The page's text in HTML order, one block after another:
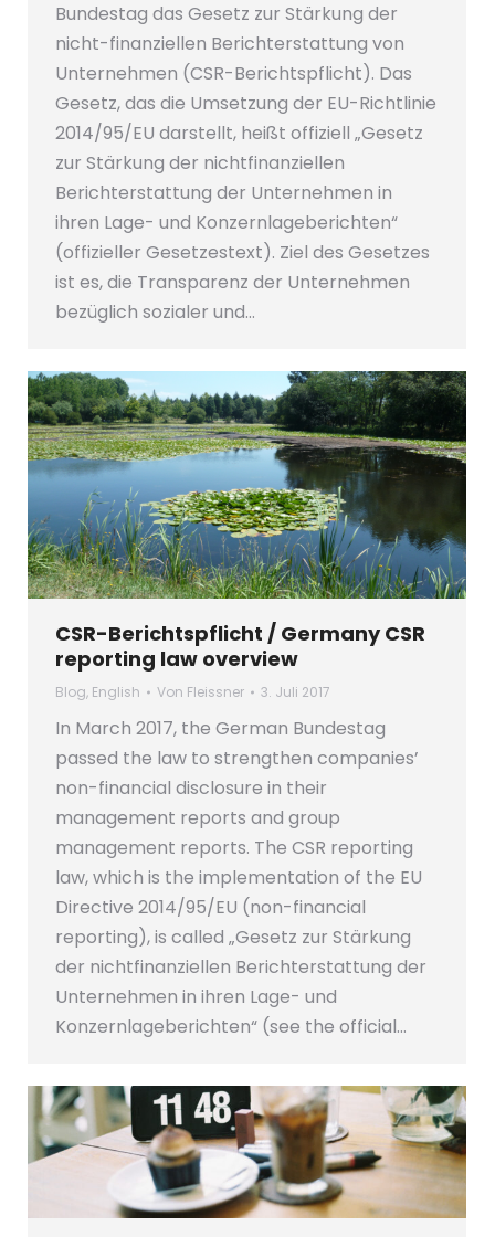
Bundestag das Gesetz zur Stärkung der
nicht-finanziellen Berichterstattung von
Unternehmen (CSR-Berichtspflicht). Das
Gesetz, das die Umsetzung der EU-Richtlinie
2014/95/EU darstellt, heißt offiziell „Gesetz
zur Stärkung der nichtfinanziellen
Berichterstattung der Unternehmen in
ihren Lage- und Konzernlageberichten“
(offizieller Gesetzestext). Ziel des Gesetzes
ist es, die Transparenz der Unternehmen
bezüglich sozialer und…
CSR-Berichtspflicht / Germany CSR
reporting law overview
Blog, English Von Fleissner 3. Juli 2017
In March 2017, the German Bundestag
passed the law to strengthen companies’
non-financial disclosure in their
management reports and group
management reports. The CSR reporting
law, which is the implementation of the EU
Directive 2014/95/EU (non-financial
reporting), is called „Gesetz zur Stärkung
der nichtfinanziellen Berichterstattung der
Unternehmen in ihren Lage- und
Konzernlageberichten“ (see the official…